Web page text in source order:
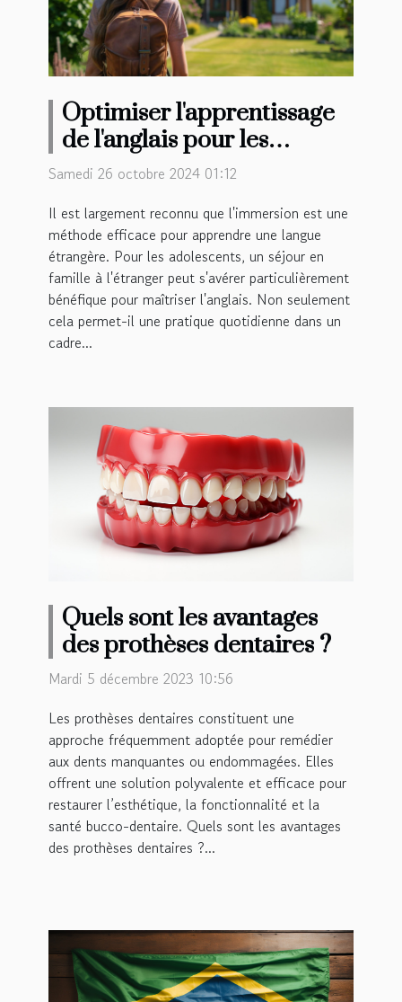
Optimiser l'apprentissage
de l'anglais pour les
adolescents avec un séjour
Samedi 26 octobre 2024 01:12
Il est largement reconnu que l'immersion est une
méthode efficace pour apprendre une langue
étrangère. Pour les adolescents, un séjour en
famille à l'étranger peut s'avérer particulièrement
bénéfique pour maîtriser l'anglais. Non seulement
cela permet-il une pratique quotidienne dans un
cadre...
Quels sont les avantages
des prothèses dentaires ?
Mardi 5 décembre 2023 10:56
Les prothèses dentaires constituent une
approche fréquemment adoptée pour remédier
aux dents manquantes ou endommagées. Elles
offrent une solution polyvalente et efficace pour
restaurer l’esthétique, la fonctionnalité et la
santé bucco-dentaire. Quels sont les avantages
des prothèses dentaires ?...